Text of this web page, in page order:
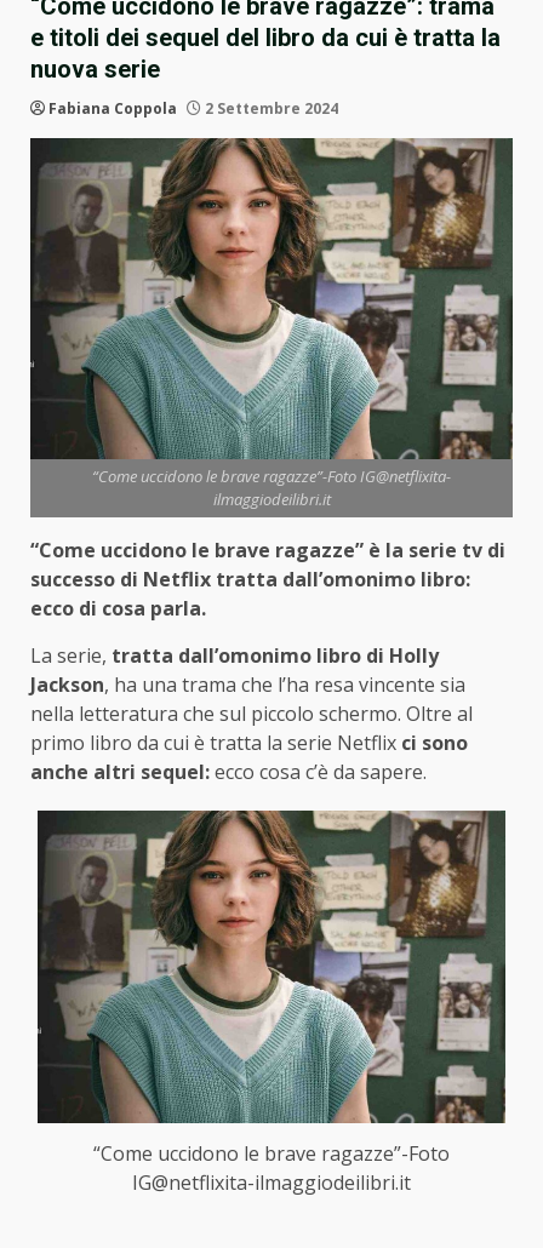
“Come uccidono le brave ragazze”: trama
e titoli dei sequel del libro da cui è tratta la
nuova serie
Fabiana Coppola 2 Settembre 2024
“Come uccidono le brave ragazze”-Foto IG@netflixita-
ilmaggiodeilibri.it
“Come uccidono le brave ragazze” è la serie tv di
successo di Netflix tratta dall’omonimo libro:
ecco di cosa parla.
La serie, tratta dall’omonimo libro di Holly
Jackson, ha una trama che l’ha resa vincente sia
nella letteratura che sul piccolo schermo. Oltre al
primo libro da cui è tratta la serie Netflix ci sono
anche altri sequel:ecco cosa c’è da sapere.
“Come uccidono le brave ragazze”-Foto
IG@netflixita-ilmaggiodeilibri.it